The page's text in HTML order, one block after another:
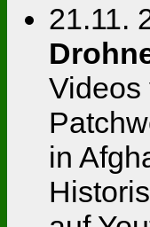
21.11.
Videos
in